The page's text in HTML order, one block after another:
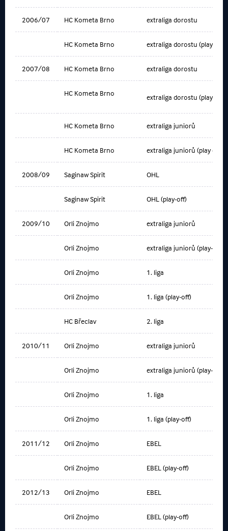
2006/07 HC Kometa Brno extraliga dorostu
HC Kometa Brno extraliga dorostu (play off)
2007/08 HC Kometa Brno extraliga dorostu
HC Kometa Brno extraliga dorostu (play-out)
HC Kometa Brno extraliga juniorů
HC Kometa Brno extraliga juniorů (play out)
2008/09 Saginaw Spirit OHL
Saginaw Spirit OHL (play-off)
2009/10 Orli Znojmo extraliga juniorů
Orli Znojmo extraliga juniorů (play-off)
Orli Znojmo 1. liga
Orli Znojmo 1. liga (play-off)
HC Břeclav 2. liga
2010/11 Orli Znojmo extraliga juniorů
Orli Znojmo extraliga juniorů (play-off)
Orli Znojmo 1. liga
Orli Znojmo 1. liga (play-off)
2011/12 Orli Znojmo EBEL
Orli Znojmo EBEL (play-off)
2012/13 Orli Znojmo EBEL
Orli Znojmo EBEL (play-off)